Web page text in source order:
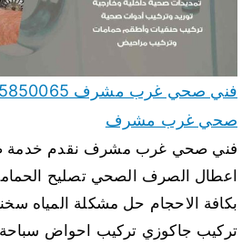
صحي غرب مشرف
فني صحي غرب مشرف نقدم خدمة
اعطال الصرف الصحي تصليح
بكافة الاحجام حل مشكلة المياه
تركيب جاكوزي تركيب احواض